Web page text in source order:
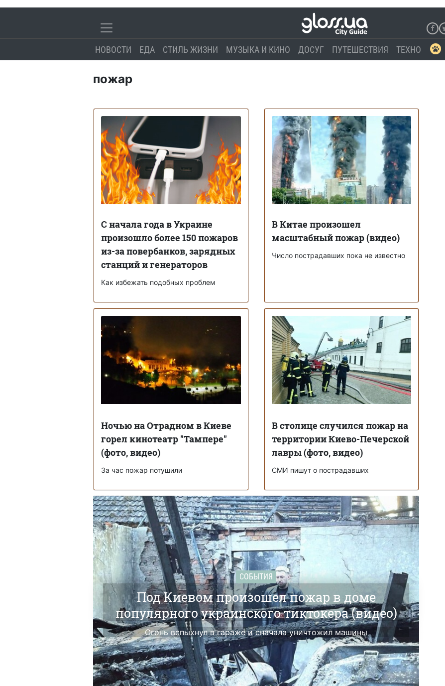
НОВОСТИ ЕДА СТИЛЬ ЖИЗНИ МУЗЫКА И КИНО ДОСУГ ПУТЕШЕСТВИЯ ТЕХНО
пожар
С начала года в Украине
произошло более 150 пожаров
из-за повербанков, зарядных
станций и генераторов
Как избежать подобных проблем
В Китае произошел
масштабный пожар (видео)
Число пострадавших пока не известно
Ночью на Отрадном в Киеве
горел кинотеатр "Тампере"
(фото, видео)
За час пожар потушили
В столице случился пожар на
территории Киево-Печерской
лавры (фото, видео)
СМИ пишут о пострадавших
СОБЫТИЯ
Под Киевом произошел пожар в доме
популярного украинского тиктокера (видео)
Огонь вспыхнул в гараже и сначала уничтожил машины